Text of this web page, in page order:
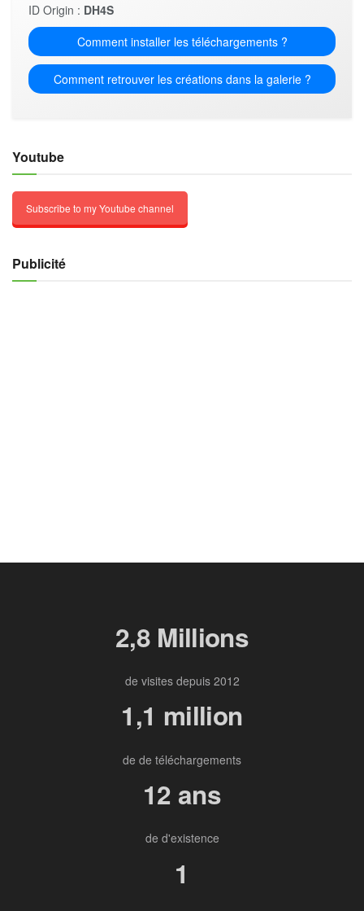
ID Origin : DH4S
Comment installer les téléchargements ?
Comment retrouver les créations dans la galerie ?
Youtube
Subscribe to my Youtube channel
Publicité
2,8 Millions
de visites depuis 2012
1,1 million
de de téléchargements
12 ans
de d'existence
1